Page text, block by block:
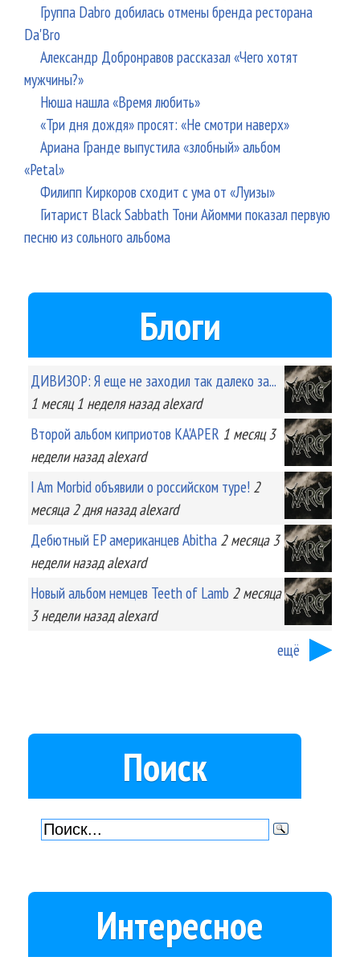
Группа Dabro добилась отмены бренда ресторана
Da'Bro
Александр Добронравов рассказал «Чего хотят
мужчины?»
Нюша нашла «Время любить»
«Три дня дождя» просят: «Не смотри наверх»
Ариана Гранде выпустила «злобный» альбом
«Petal»
Филипп Киркоров сходит с ума от «Луизы»
Гитарист Black Sabbath Тони Айомми показал первую
песню из сольного альбома
Блоги
ДИВИЗОР: Я еще не заходил так далеко за...
1 месяц 1 неделяназад alexard
Второй альбом киприотов KA'APER 1 месяц 3
неделиназад alexard
I Am Morbid объявили о российском туре! 2
месяца 2 дняназад alexard
Дебютный EP американцев Abitha 2 месяца 3
неделиназад alexard
Новый альбом немцев Teeth of Lamb 2 месяца
3 неделиназад alexard
ещё
Поиск
Интересное